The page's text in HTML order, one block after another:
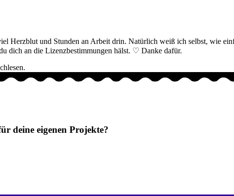
Herzblut und Stunden an Arbeit drin. Natürlich weiß ich selbst, wie
dich an die Lizenzbestimmungen hälst. ♡ Danke dafür.
deine eigenen Projekte?